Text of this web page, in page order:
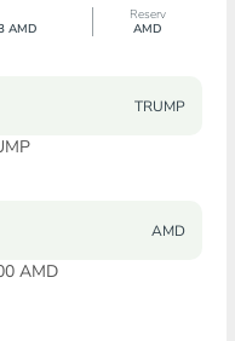
AMD
Reserv
AMD
TRUMP
AMD
AMD